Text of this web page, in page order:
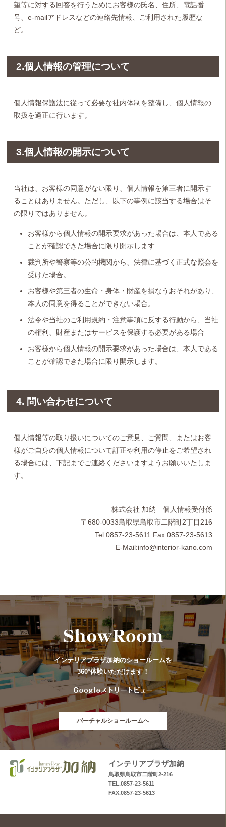
望等に対する回答を行うためにお客様の氏名、住所、電話番
号、e-mailアドレスなどの連絡先情報、ご利用された履歴な
ど。
2.個人情報の管理について
個人情報保護法に従って必要な社内体制を整備し、個人情報の
取扱を適正に行います。
3.個人情報の開示について
当社は、お客様の同意がない限り、個人情報を第三者に開示す
ることはありません。ただし、以下の事例に該当する場合はそ
の限りではありません。
お客様から個人情報の開示要求があった場合は、本人である
ことが確認できた場合に限り開示します
裁判所や警察等の公的機関から、法律に基づく正式な照会を
受けた場合。
お客様や第三者の生命・身体・財産を損なうおそれがあり、
本人の同意を得ることができない場合。
法令や当社のご利用規約・注意事項に反する行動から、当社
の権利、財産またはサービスを保護する必要がある場合
お客様から個人情報の開示要求があった場合は、本人である
ことが確認できた場合に限り開示します。
4. 問い合わせについて
個人情報等の取り扱いについてのご意見、ご質問、またはお客
様がご自身の個人情報について訂正や利用の停止をご希望され
る場合には、下記までご連絡くださいますようお願いいたしま
す。
株式会社 加納 個人情報受付係
〒680-0033鳥取県鳥取市二階町2丁目216
Tel:0857-23-5611 Fax:0857-23-5613
E-Mail:info@interior-kano.com
インテリアプラザ加納のショールームを
360°体験いただけます！
バーチャルショールームへ
インテリアプラザ加納
鳥取県鳥取市二階町2-216
TEL.0857-23-5611
FAX.0857-23-5613